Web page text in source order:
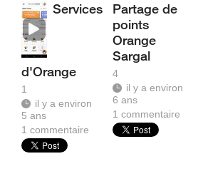
Services
d'Orange
1
il y a environ
5 ans
1 commentaire
Partage de
points
Orange
Sargal
4
il y a environ
6 ans
1commentaire